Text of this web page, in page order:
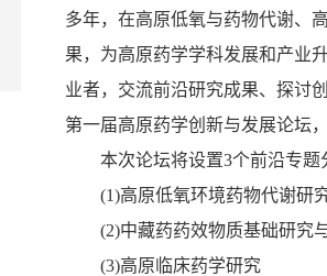
多年，在高原低氧与药物代谢、
果，为高原药学学科发展和产业
业者，交流前沿研究成果、探讨
第一届高原药学创新与发展论坛
本次论坛将设置3个前沿专题
(1)高原低氧环境药物代谢研
(2)中藏药药效物质基础研究
(3)高原临床药学研究